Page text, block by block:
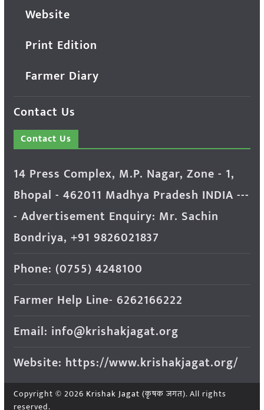
Website
Print Edition
Farmer Diary
Contact Us
Contact Us
14 Press Complex, M.P. Nagar, Zone - 1,
Bhopal - 462011 Madhya Pradesh INDIA ---
- Advertisement Enquiry: Mr. Sachin
Bondriya, +91 9826021837
Phone: (0755) 4248100
Farmer Help Line- 6262166222
Email: info@krishakjagat.org
Website: https://www.krishakjagat.org/
Copyright © 2026 Krishak Jagat (कृषक जगत). All rights
reserved.